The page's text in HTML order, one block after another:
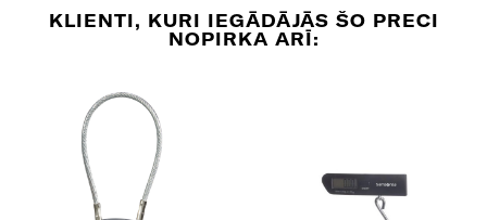
KLIENTI, KURI IEGĀDĀJĀS ŠO PRECI
NOPIRKA ARĪ: